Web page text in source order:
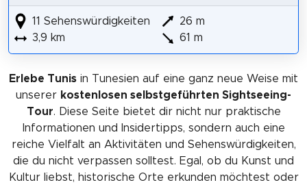
11 Sehenswürdigkeiten
3,9 km
26 m
61 m
Erlebe Tunis in Tunesien auf eine ganz neue Weise mit
unserer kostenlosen selbstgeführten Sightseeing-
Tour. Diese Seite bietet dir nicht nur praktische
Informationen und Insidertipps, sondern auch eine
reiche Vielfalt an Aktivitäten und Sehenswürdigkeiten,
die du nicht verpassen solltest. Egal, ob du Kunst und
Kultur liebst, historische Orte erkunden möchtest oder